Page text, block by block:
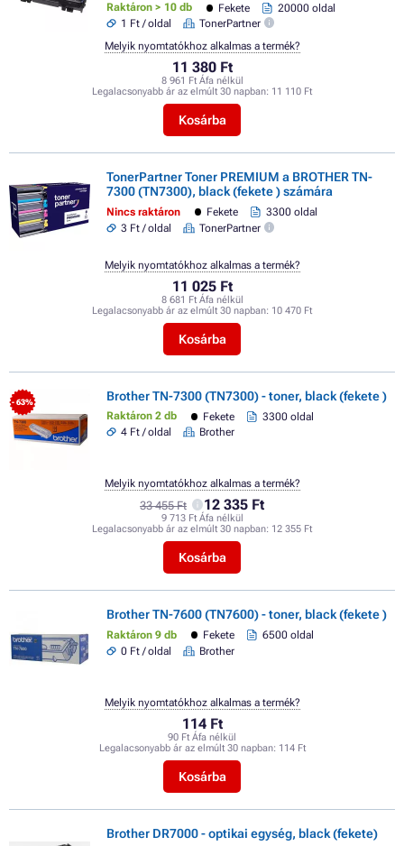
Raktáron > 10 db Fekete
20000 oldal
1 Ft / oldal
TonerPartner
11 380 Ft
8 961 Ft Áfa nélkül
Legalacsonyabb ár az elmúlt 30 napban: 11 110 Ft
Kosárba
Melyik nyomtatókhoz alkalmas a termék?
TonerPartner Toner PREMIUM a BROTHER TN-
7300 (TN7300), black (fekete ) számára
Nincs raktáron Fekete
3300 oldal
3 Ft / oldal
TonerPartner
11 025 Ft
8 681 Ft Áfa nélkül
Legalacsonyabb ár az elmúlt 30 napban: 10 470 Ft
Kosárba
Melyik nyomtatókhoz alkalmas a termék?
- 63% Brother TN-7300 (TN7300) - toner, black (fekete )
Raktáron 2 db Fekete
3300 oldal
4 Ft / oldal
Brother
33 455 Ft 12 335 Ft
9 713 Ft Áfa nélkül
Legalacsonyabb ár az elmúlt 30 napban: 12 355 Ft
Kosárba
Melyik nyomtatókhoz alkalmas a termék?
Brother TN-7600 (TN7600) - toner, black (fekete )
Raktáron 9 db Fekete
6500 oldal
0 Ft / oldal
Brother
114 Ft
90 Ft Áfa nélkül
Legalacsonyabb ár az elmúlt 30 napban: 114 Ft
Kosárba
Melyik nyomtatókhoz alkalmas a termék?
Brother DR7000 - optikai egység, black (fekete)